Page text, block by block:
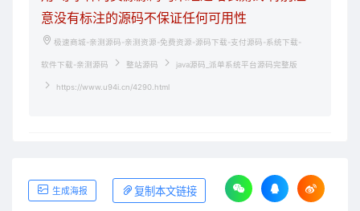
意没有标注的源码不保证任何可用性
极速商城-亲测源码-亲测资源-免费资源-源码下载-支付源码-系统下载-
软件下载-亲测源码 整站源码 java源码_派单系统平台源码完整版
https://www.u94i.cn/4290.html
生成海报 复制本文链接